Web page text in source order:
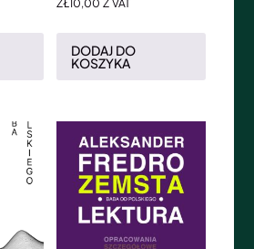
ZŁ10,00 Z VAT
DODAJ DO
KOSZYKA